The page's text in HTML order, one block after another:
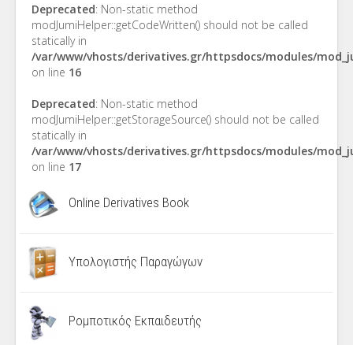
Deprecated: Non-static method
modJumiHelper::getCodeWritten() should not be called
statically in
/var/www/vhosts/derivatives.gr/httpsdocs/modules/
on line 16
Deprecated: Non-static method
modJumiHelper::getStorageSource() should not be called
statically in
/var/www/vhosts/derivatives.gr/httpsdocs/modules/
on line 17
Online Derivatives Book
Υπολογιστής Παραγώγων
Ρομποτικός Εκπαιδευτής